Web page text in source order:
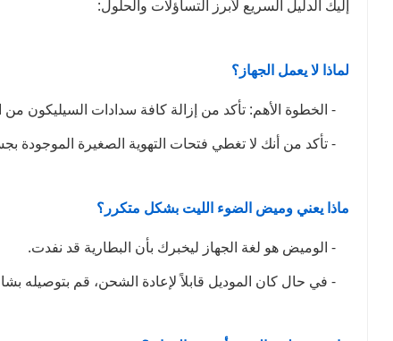
إليك الدليل السريع لأبرز التساؤلات والحلول:
لماذا لا يعمل الجهاز؟
- الخطوة الأهم: تأكد من إزالة كافة سدادات السيليكون
- تأكد من أنك لا تغطي فتحات التهوية الصغيرة الموجودة
ماذا يعني وميض الضوء الليت بشكل متكرر؟
- الوميض هو لغة الجهاز ليخبرك بأن البطارية قد نفدت.
- في حال كان الموديل قابلاً لإعادة الشحن، قم بتوصيله بشاحن بطيء مثل الكمبيوتر